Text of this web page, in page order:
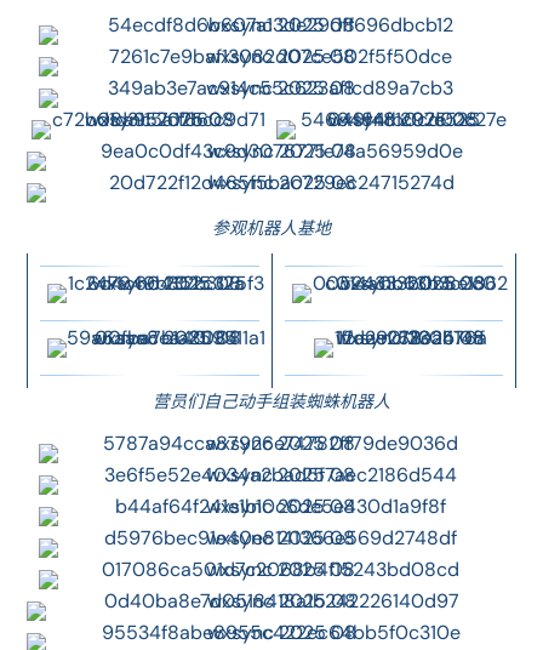
参观机器人基地
营员们自己动手组装蜘蛛机器人